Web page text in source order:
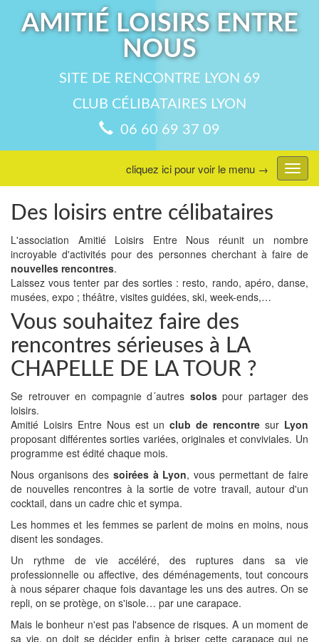
AMITIÉ LOISIRS ENTRE
NOUS
SITE DE RENCONTRE LYON 69
CLUB CÉLIBATAIRES LYON
06 60 69 37 09
menu
cliquez ici pour voir le menu →
Des loisirs entre célibataires
L'association Amitié Loisirs Entre Nous réunit un nombre
incroyable d'activités pour des personnes cherchant à faire de
nouvelles rencontres.
Laissez vous tenter par des sorties : resto, rando, apéro, danse,
musées, expo ; théâtre, visites guidées, ski, week-ends,…
Vous souhaitez faire des
rencontres sérieuses à LA
CHAPELLE DE LA TOUR ?
Se retrouver en compagnie d´autres solospour partager des
loisirs.
Amitié Loisirs Entre Nous est unclub de rencontre sur Lyon
proposant différentes sorties variées, originales et conviviales. Un
programme est édité chaque mois.
Nous organisons des soirées à Lyon, vous permettant de faire
de nouvelles rencontres à la sortie de votre travail, autour d'un
cocktail, dans un cadre chic et sympa.
Les hommes et les femmes se parlent de moins en moins, nous
disent les sondages.
Un rythme de vie accéléré, des ruptures dans sa vie
professionnelle ou affective, des déménagements, tout concours
à nous séparer chaque fois davantage les uns des autres. On se
repli, on se protège, on s'isole… par une carapace.
Mais le bonheur n'est pas l'absence de risques. A un moment de
sa vie, on doit se décider enfin à briser cette carapace qui ne